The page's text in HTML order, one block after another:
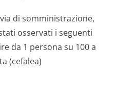
di somministrazione,
osservati i seguenti
da 1 persona su 100 a
(cefalea)